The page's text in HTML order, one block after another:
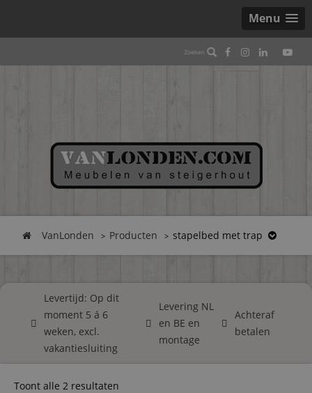
Menu
VanLonden Producten stapelbed met trap
Levertijd: Op dit
moment 5 á 6
weken, excl.
vakantiesluiting
Levering NL
en BE en
montage
Achteraf
betalen
Toont alle 2 resultaten